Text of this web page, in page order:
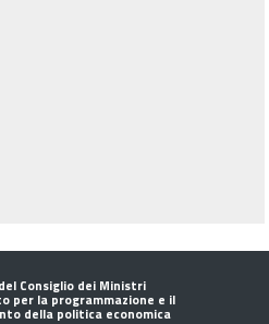
Consiglio dei Ministri
per la programmazione e il
della politica economica